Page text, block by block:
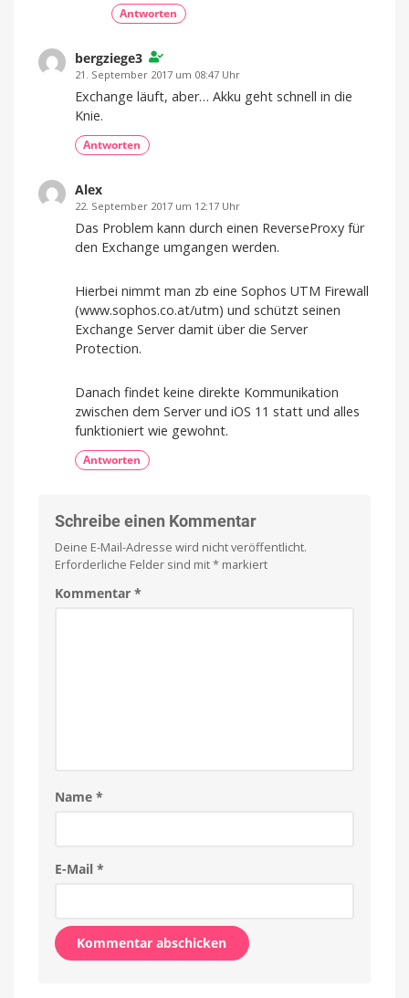
Antworten
bergziege3
21. September 2017 um 08:47 Uhr
Exchange läuft, aber… Akku geht schnell in die
Knie.
Antworten
Alex
22. September 2017 um 12:17 Uhr
Das Problem kann durch einen ReverseProxy für
den Exchange umgangen werden.
Hierbei nimmt man zb eine Sophos UTM Firewall
(www.sophos.co.at/utm) und schützt seinen
Exchange Server damit über die Server
Protection.
Danach findet keine direkte Kommunikation
zwischen dem Server und iOS 11 statt und alles
funktioniert wie gewohnt.
Antworten
Schreibe einen Kommentar
Deine E-Mail-Adresse wird nicht veröffentlicht.
Erforderliche Felder sind mit* markiert
Kommentar *
Name *
E-Mail *